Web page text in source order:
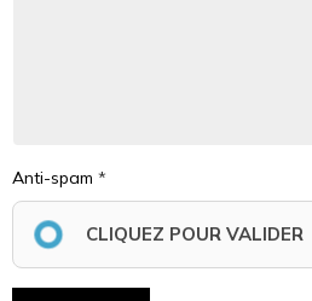
Anti-spam
CLIQUEZ POUR VALIDER